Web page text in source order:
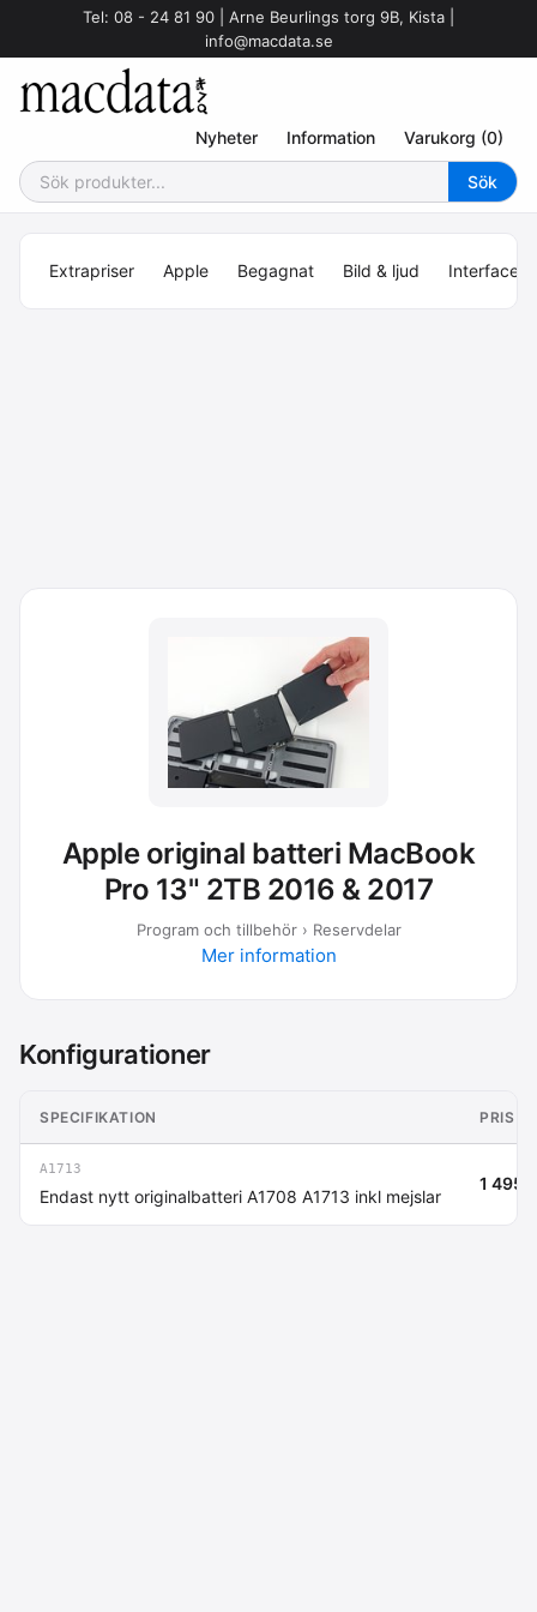
Tel: 08 - 24 81 90 | Arne Beurlings torg 9B, Kista |
info@macdata.se
Nyheter Information Varukorg (0)
Extrapriser Apple Begagnat Bild & ljud Interface
Apple original batteri MacBook
Pro 13" 2TB 2016 & 2017
Program och tillbehör › Reservdelar
Mer information
Konfigurationer
SPECIFIKATION PRIS
A1713
Endast nytt originalbatteri A1708 A1713 inkl mejslar
1 495